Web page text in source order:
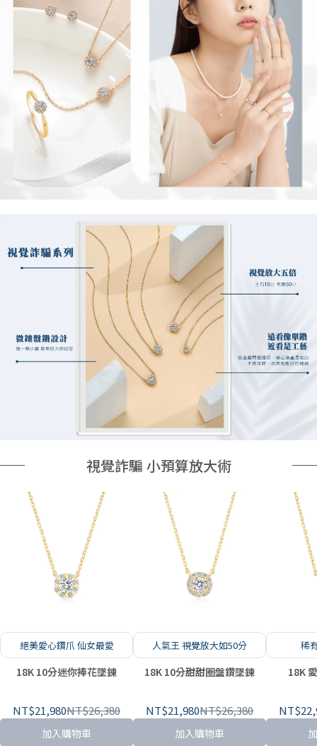
視覺詐騙 小預算放大術
絕美愛心鑽爪 仙女最愛
18K 10分迷你捧花墜鍊
NT$21,980NT$26,380
加入購物車
人氣王 視覺放大如50分
18K 10分甜甜圈盤鑽墜鍊
NT$21,980NT$26,380
加入購物車
稀
18K